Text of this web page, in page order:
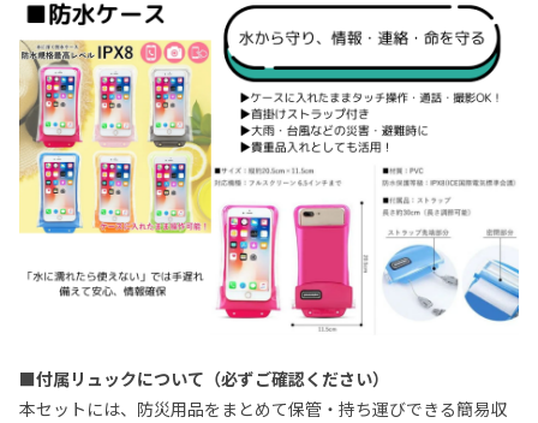
■付属リュックについて（必ずご確認ください）
本セットには、防災用品をまとめて保管・持ち運びできる簡易収